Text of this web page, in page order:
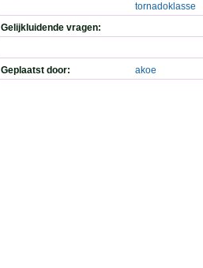
tornadoklasse
Gelijkluidende vragen:
Geplaatst door: akoe